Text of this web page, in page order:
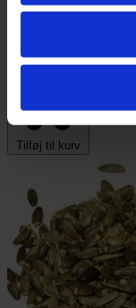
Pris: kr.129,00
Tilføj til kurv